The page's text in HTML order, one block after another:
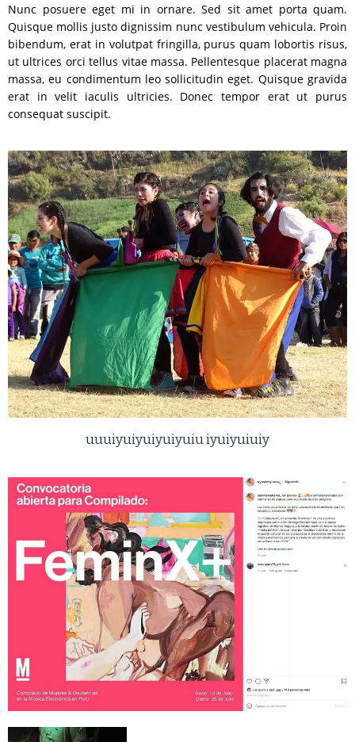
Nunc posuere eget mi in ornare. Sed sit amet porta quam.
Quisque mollis justo dignissim nunc vestibulum vehicula. Proin
bibendum, erat in volutpat fringilla, purus quam lobortis risus,
ut ultrices orci tellus vitae massa. Pellentesque placerat magna
massa, eu condimentum leo sollicitudin eget. Quisque gravida
erat in velit iaculis ultricies. Donec tempor erat ut purus
consequat suscipit.
uuuiyuiyuiyuiyuiu iyuiyuiuiy